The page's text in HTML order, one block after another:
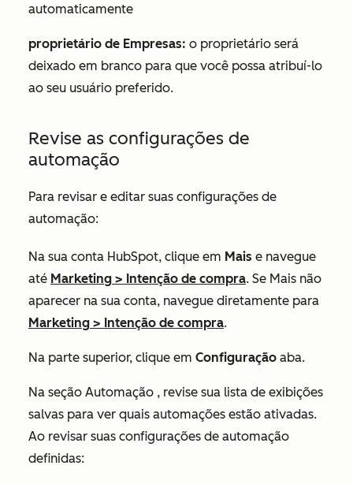
automaticamente
proprietário de Empresas: o proprietário será
deixado em branco para que você possa atribuí-lo
ao seu usuário preferido.
Revise as configurações de
automação
Para revisar e editar suas configurações de
automação:
Na sua conta HubSpot, clique em Mais e navegue
até Marketing > Intenção de compra. Se Mais não
aparecer na sua conta, navegue diretamente para
Marketing > Intenção de compra.
Na parte superior, clique em Configuração aba.
Na seção Automação , revise sua lista de exibições
salvas para ver quais automações estão ativadas.
Ao revisar suas configurações de automação
definidas: